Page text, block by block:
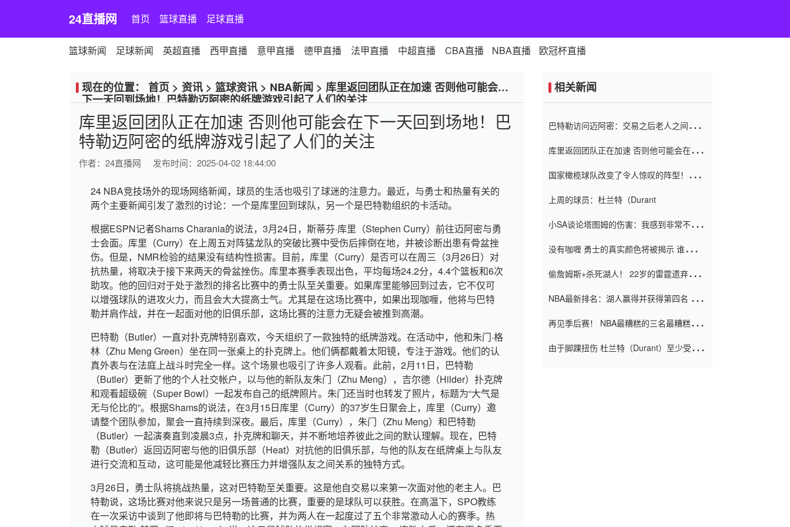
24直播网 首页 篮球直播 足球直播
篮球新闻 足球新闻 英超直播 西甲直播 意甲直播 德甲直播 法甲直播 中超直播 CBA直播 NBA直播 欧冠杯直播
现在的位置： 首页 > 资讯 > 篮球资讯 > NBA新闻 > 库里返回团队正在加速 否则他可能会在
下一天回到场地！巴特勒迈阿密的纸牌游戏引起了人们的关注
库里返回团队正在加速 否则他可能会在下一天回到场地！巴
特勒迈阿密的纸牌游戏引起了人们的关注
作者： 24直播网 发布时间：2025-04-02 18:44:00
24 NBA竞技场外的现场网络新闻，球员的生活也吸引了球迷的注意力。最近，与勇士和热量有关的
两个主要新闻引发了激烈的讨论：一个是库里回到球队，另一个是巴特勒组织的卡活动。
根据ESPN记者Shams Charania的说法，3月24日，斯蒂芬·库里（Stephen Curry）前往迈阿密与勇
士会面。库里（Curry）在上周五对阵猛龙队的突破比赛中受伤后摔倒在地，并被诊断出患有骨盆挫
伤。但是，NMR检验的结果没有结构性损害。目前，库里（Curry）是否可以在周三（3月26日）对
抗热量，将取决于接下来两天的骨盆挫伤。库里本赛季表现出色，平均每场24.2分，4.4个篮板和6次
助攻。他的回归对于处于激烈的排名比赛中的勇士队至关重要。如果库里能够回到过去，它不仅可
以增强球队的进攻火力，而且会大大提高士气。尤其是在这场比赛中，如果出现咖喱，他将与巴特
勒并肩作战，并在一起面对他的旧俱乐部，这场比赛的注意力无疑会被推到高潮。
巴特勒（Butler）一直对扑克牌特别喜欢，今天组织了一款独特的纸牌游戏。在活动中，他和朱门·格
林（Zhu Meng Green）坐在同一张桌上的扑克牌上。他们俩都戴着太阳镜，专注于游戏。他们的认
真外表与在法庭上战斗时完全一样。这个场景也吸引了许多人观看。此前，2月11日，巴特勒
（Butler）更新了他的个人社交帐户，以与他的新队友朱门（Zhu Meng），吉尔德（Hilder）扑克牌
和观看超级碗（Super Bowl）一起发布自己的纸牌照片。朱门还当时也转发了照片，标题为“大气是
无与伦比的”。根据Shams的说法，在3月15日库里（Curry）的37岁生日聚会上，库里（Curry）邀
请整个团队参加，聚会一直持续到深夜。最后，库里（Curry），朱门（Zhu Meng）和巴特勒
（Butler）一起演奏直到凌晨3点，扑克牌和聊天，并不断地培养彼此之间的默认理解。现在，巴特
勒（Butler）返回迈阿密与他的旧俱乐部（Heat）对抗他的旧俱乐部，与他的队友在纸牌桌上与队友
进行交流和互动，这可能是他减轻比赛压力并增强队友之间关系的独特方式。
3月26日，勇士队将挑战热量，这对巴特勒至关重要。这是他自交易以来第一次面对他的老主人。巴
特勒说，这场比赛对他来说只是另一场普通的比赛，重要的是球队可以获胜。在高温下，SPO教练
在一次采访中谈到了他即将与巴特勒的比赛，并为两人在一起度过了五个非常激动人心的赛季。热
相关新闻
巴特勒访问迈阿密：交易之后老人之间的第
库里返回团队正在加速 否则他可能会在下
起了人们的关注
国家橄榄球队改变了令人惊叹的阵型！伊万
上周的球员：杜兰特（Durant
小SA谈论塔图姆的伤害：我感到非常不舒
没有咖喱 勇士的真实颜色将被揭示 谁注意
偷詹姆斯+杀死湖人！ 22岁的雷霆遗弃儿子
亿元人民币的合同
NBA最新排名：湖人赢得并获得第四名 小
再见季后赛！ NBA最糟糕的三名最糟糕的
由于脚踝扭伤 杜兰特（Durant）至少受伤